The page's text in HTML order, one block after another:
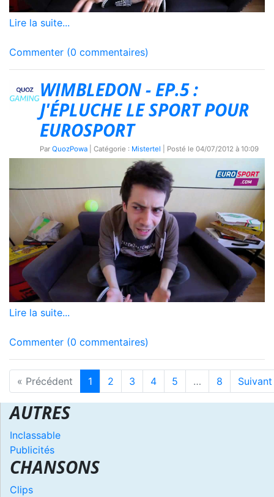
Lire la suite...
Commenter (0 commentaires)
WIMBLEDON - EP.5 :
J'ÉPLUCHE LE SPORT POUR
EUROSPORT
Par QuozPowa | Catégorie : Mistertel | Posté le 04/07/2012 à 10:09
Lire la suite...
Commenter (0 commentaires)
« Précédent 1 2 3 4 5 … 8
AUTRES
Inclassable
Publicités
CHANSONS
Clips